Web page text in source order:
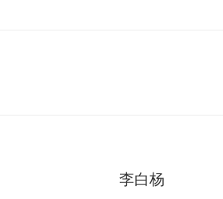
李白杨